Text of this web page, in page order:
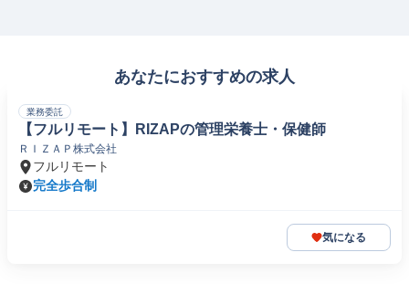
あなたにおすすめの求人
業務委託
【フルリモート】RIZAPの管理栄養士・保健師
ＲＩＺＡＰ株式会社
フルリモート
完全歩合制
気になる